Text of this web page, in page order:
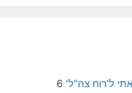
ל'רוח צה"ל' 6